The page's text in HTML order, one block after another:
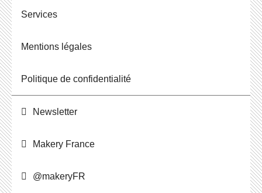
Ser­vices
Men­tions légales
Po­li­tique de confidentialité
News­let­ter
Makery France
@ma­ke­ryFR